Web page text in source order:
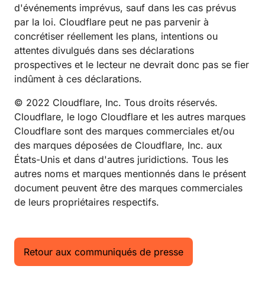
d'événements imprévus, sauf dans les cas prévus
par la loi. Cloudflare peut ne pas parvenir à
concrétiser réellement les plans, intentions ou
attentes divulgués dans ses déclarations
prospectives et le lecteur ne devrait donc pas se fier
indûment à ces déclarations.
© 2022 Cloudflare, Inc. Tous droits réservés.
Cloudflare, le logo Cloudflare et les autres marques
Cloudflare sont des marques commerciales et/ou
des marques déposées de Cloudflare, Inc. aux
États-Unis et dans d'autres juridictions. Tous les
autres noms et marques mentionnés dans le présent
document peuvent être des marques commerciales
de leurs propriétaires respectifs.
Retour aux communiqués de presse